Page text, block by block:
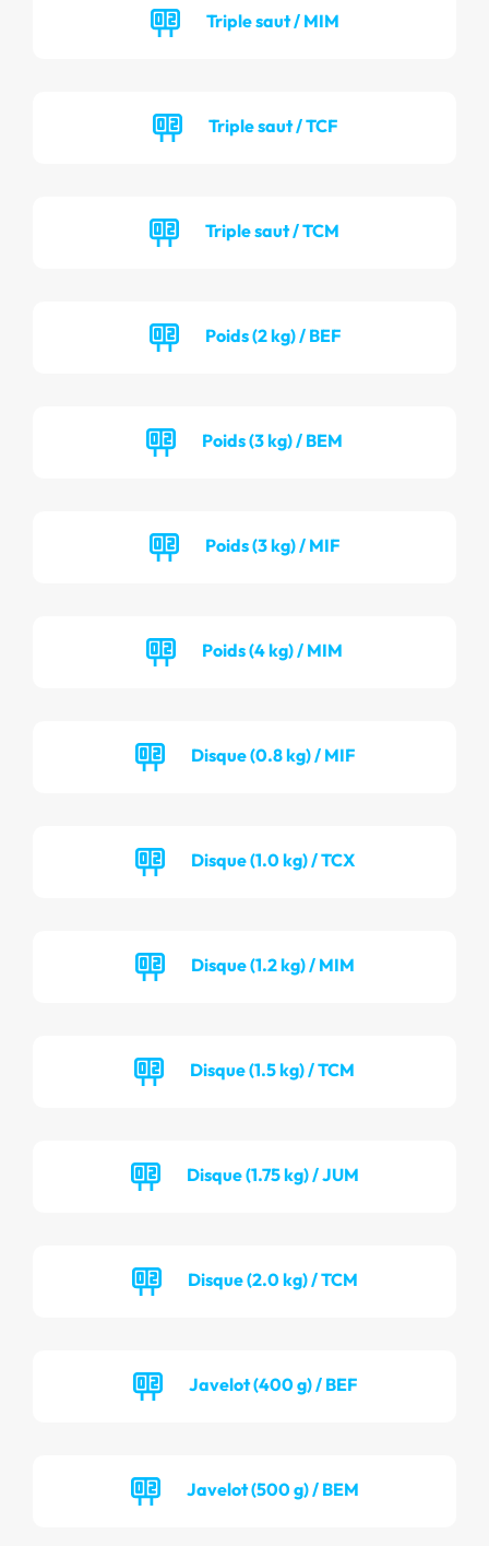
Triple saut / MIM
Triple saut / TCF
Triple saut / TCM
Poids (2 kg) / BEF
Poids (3 kg) / BEM
Poids (3 kg) / MIF
Poids (4 kg) / MIM
Disque (0.8 kg) / MIF
Disque (1.0 kg) / TCX
Disque (1.2 kg) / MIM
Disque (1.5 kg) / TCM
Disque (1.75 kg) / JUM
Disque (2.0 kg) / TCM
Javelot (400 g) / BEF
Javelot (500 g) / BEM